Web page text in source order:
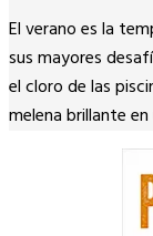
Copy
Link
El verano es la
sus mayores
el cloro de las
melena brillante